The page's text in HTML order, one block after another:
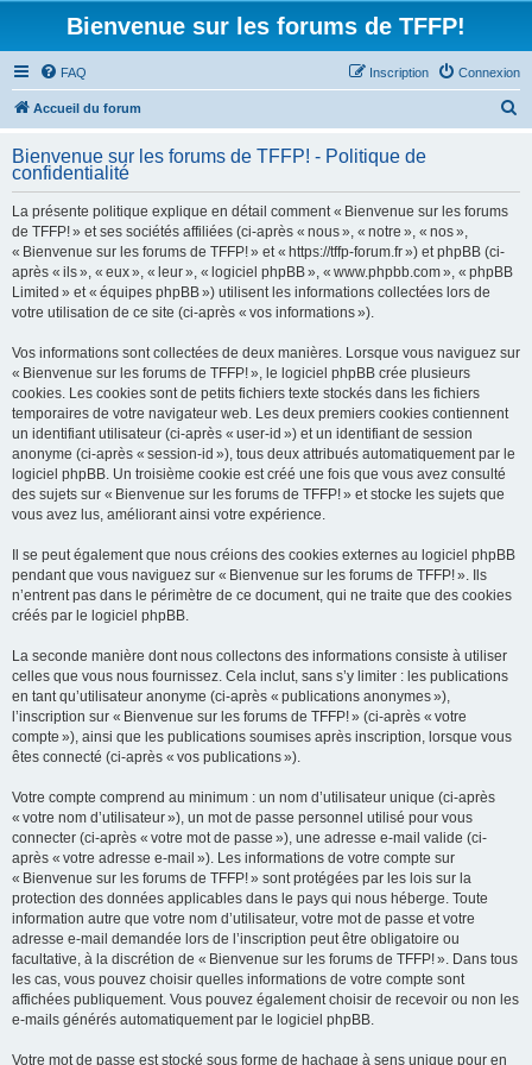
Bienvenue sur les forums de TFFP!
FAQ Connexion
Inscription
Accueil du forum
h
Bienvenue sur les forums de TFFP! - Politique de
confidentialité
La présente politique explique en détail comment « Bienvenue sur les forums
de TFFP! » et ses sociétés affiliées (ci-après « nous », « notre », « nos »,
« Bienvenue sur les forums de TFFP! » et « https://tffp-forum.fr ») et phpBB (ci-
après « ils », « eux », « leur », « logiciel phpBB », « www.phpbb.com », « phpBB
Limited » et « équipes phpBB ») utilisent les informations collectées lors de
votre utilisation de ce site (ci-après « vos informations »).
Vos informations sont collectées de deux manières. Lorsque vous naviguez sur
« Bienvenue sur les forums de TFFP! », le logiciel phpBB crée plusieurs
cookies. Les cookies sont de petits fichiers texte stockés dans les fichiers
temporaires de votre navigateur web. Les deux premiers cookies contiennent
un identifiant utilisateur (ci-après « user-id ») et un identifiant de session
anonyme (ci-après « session-id »), tous deux attribués automatiquement par le
logiciel phpBB. Un troisième cookie est créé une fois que vous avez consulté
des sujets sur « Bienvenue sur les forums de TFFP! » et stocke les sujets que
vous avez lus, améliorant ainsi votre expérience.
Il se peut également que nous créions des cookies externes au logiciel phpBB
pendant que vous naviguez sur « Bienvenue sur les forums de TFFP! ». Ils
n’entrent pas dans le périmètre de ce document, qui ne traite que des cookies
créés par le logiciel phpBB.
La seconde manière dont nous collectons des informations consiste à utiliser
celles que vous nous fournissez. Cela inclut, sans s’y limiter : les publications
en tant qu’utilisateur anonyme (ci-après « publications anonymes »),
l’inscription sur « Bienvenue sur les forums de TFFP! » (ci-après « votre
compte »), ainsi que les publications soumises après inscription, lorsque vous
êtes connecté (ci-après « vos publications »).
Votre compte comprend au minimum : un nom d’utilisateur unique (ci-après
« votre nom d’utilisateur »), un mot de passe personnel utilisé pour vous
connecter (ci-après « votre mot de passe »), une adresse e-mail valide (ci-
après « votre adresse e-mail »). Les informations de votre compte sur
« Bienvenue sur les forums de TFFP! » sont protégées par les lois sur la
protection des données applicables dans le pays qui nous héberge. Toute
information autre que votre nom d’utilisateur, votre mot de passe et votre
adresse e-mail demandée lors de l’inscription peut être obligatoire ou
facultative, à la discrétion de « Bienvenue sur les forums de TFFP! ». Dans tous
les cas, vous pouvez choisir quelles informations de votre compte sont
affichées publiquement. Vous pouvez également choisir de recevoir ou non les
e-mails générés automatiquement par le logiciel phpBB.
Votre mot de passe est stocké sous forme de hachage à sens unique pour en